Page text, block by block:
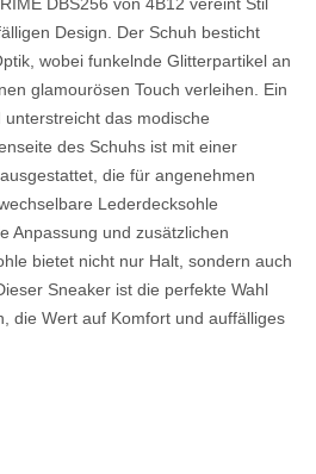
Design. Der Schuh besticht
wobei funkelnde Glitterpartikel an
glamourösen Touch verleihen. Ein
das modische
des Schuhs ist mit einer
die für angenehmen
Lederdecksohle
Anpassung und zusätzlichen
bietet nicht nur Halt, sondern auch
Sneaker ist die perfekte Wahl
die Wert auf Komfort und auffälliges